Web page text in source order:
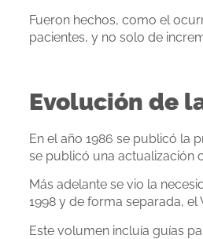
Fueron hechos, como el
pacientes, y no solo de
Evolución de
En el año 1986 se publicó la
se publicó una actualización
Más adelante se vio la
1998 y de forma separada, el
Este volumen incluía guías